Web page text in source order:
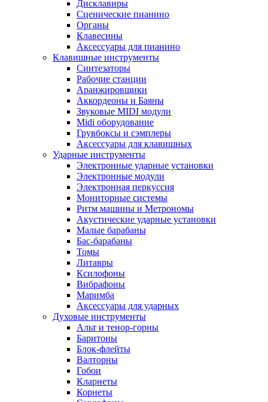
Дисклавиры
Сценические пианино
Органы
Клавесины
Аксессуары для пианино
Клавишные инструменты
Синтезаторы
Рабочие станции
Аранжировщики
Аккордеоны и Баяны
Звуковые MIDI модули
Midi оборудование
Грувбоксы и сэмплеры
Аксессуары для клавишных
Ударные инструменты
Электронные ударные установки
Электронные модули
Электронная перкуссия
Мониторные системы
Ритм машины и Метрономы
Акустические ударные установки
Малые барабаны
Бас-барабаны
Томы
Литавры
Ксилофоны
Вибрафоны
Маримба
Аксессуары для ударных
Духовые инструменты
Альт и тенор-горны
Баритоны
Блок-флейты
Валторны
Гобои
Кларнеты
Корнеты